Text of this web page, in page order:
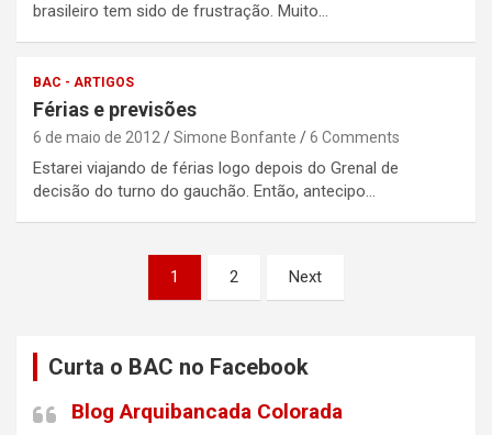
brasileiro tem sido de frustração. Muito…
BAC - ARTIGOS
Férias e previsões
6 de maio de 2012 Simone Bonfante 6 Comments
Estarei viajando de férias logo depois do Grenal de
decisão do turno do gauchão. Então, antecipo…
1 2 Next
Curta o BAC no Facebook
Blog Arquibancada Colorada